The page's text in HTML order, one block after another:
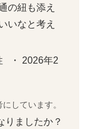
の紐も添え
いなと考え
・ 2026年2
しています。
りましたか？